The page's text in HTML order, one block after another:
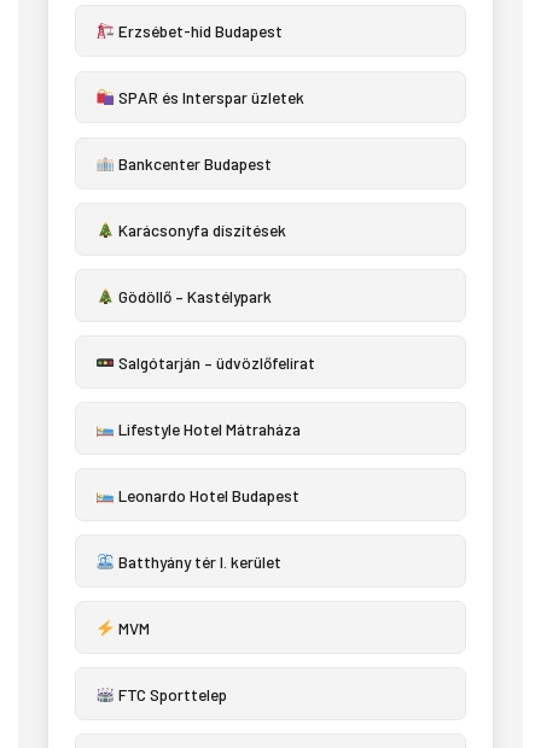
Erzsébet-híd Budapest
SPAR és Interspar üzletek
Bankcenter Budapest
Karácsonyfa díszítések
Gödöllő – Kastélypark
Salgótarján – üdvözlőfelirat
Lifestyle Hotel Mátraháza
Leonardo Hotel Budapest
Batthyány tér I. kerület
MVM
FTC Sporttelep